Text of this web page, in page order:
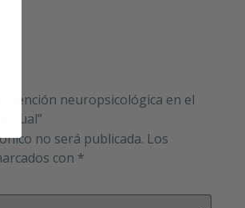
neuropsicológica en el
no será publicada. Los
con *